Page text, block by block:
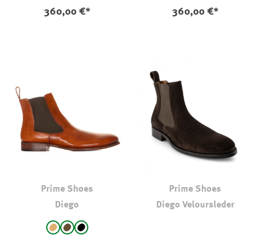
360,00 €* 360,00 €*
Prime Shoes
Diego
auswählen
Cognac
braunschwarz
Prime Shoes
Diego Veloursleder